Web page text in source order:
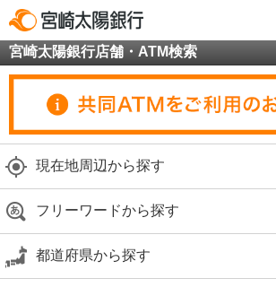
宮崎太陽銀行店舗・ATM検索
現在地周辺から探す
フリーワードから探す
都道府県から探す